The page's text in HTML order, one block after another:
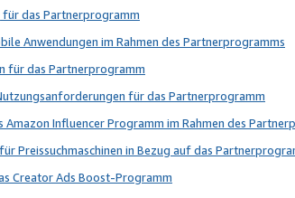
das Partnerprogramm
Anwendungen im Rahmen des Partnerprogramms
für das Partnerprogramm
für das Partnerprogramm
Amazon Influencer Programm im Rahmen des
Preissuchmaschinen in Bezug auf das
Creator Ads Boost-Programm